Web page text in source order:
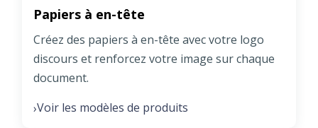
Papiers à en-tête
Créez des papiers à en-tête avec votre logo
discours et renforcez votre image sur chaque
document.
›Voir les modèles de produits